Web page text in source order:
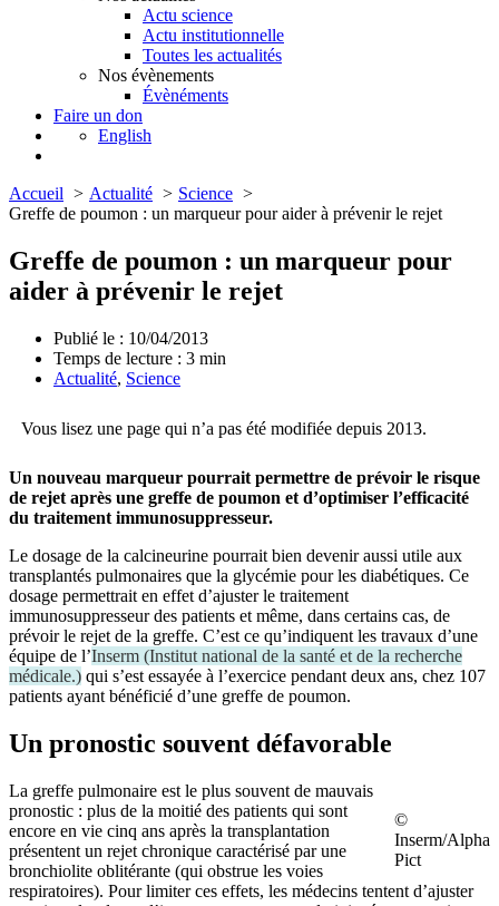
Actu science
Actu institutionnelle
Toutes les actualités
Nos évènements
Évènéments
Faire un don
English
Accueil Actualité
Science
Greffe de poumon : un marqueur pour aider à prévenir le rejet
Greffe de poumon : un marqueur pour
aider à prévenir le rejet
Publié le : 10/04/2013
Temps de lecture : 3 min
Actualité, Science
Vous lisez une page qui n’a pas été modifiée depuis 2013.
Un nouveau marqueur pourrait permettre de prévoir le risque
de rejet après une greffe de poumon et d’optimiser l’efficacité
du traitement immunosuppresseur.
Le dosage de la calcineurine pourrait bien devenir aussi utile aux
transplantés pulmonaires que la glycémie pour les diabétiques. Ce
dosage permettrait en effet d’ajuster le traitement
immunosuppresseur des patients et même, dans certains cas, de
prévoir le rejet de la greffe. C’est ce qu’indiquent les travaux d’une
équipe de l’Inserm (Institut national de la santé et de la recherche
médicale.) qui s’est essayée à l’exercice pendant deux ans, chez 107
patients ayant bénéficié d’une greffe de poumon.
Un pronostic souvent défavorable
©
Inserm/Alpha
Pict
La greffe pulmonaire est le plus souvent de mauvais
pronostic : plus de la moitié des patients qui sont
encore en vie cinq ans après la transplantation
présentent un rejet chronique caractérisé par une
bronchiolite oblitérante (qui obstrue les voies
respiratoires). Pour limiter ces effets, les médecins tentent d’ajuster